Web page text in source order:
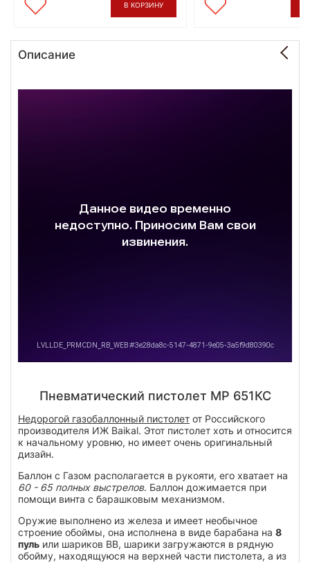
В КОРЗИНУ
Описание
Пневматический пистолет МР 651КС
Недорогой газобаллонный пистолет от Российского
производителя ИЖ Baikal. Этот пистолет хоть и относится
к начальному уровню, но имеет очень оригинальный
дизайн.
Баллон с Газом располагается в рукояти, его хватает на
60 - 65 полных выстрелов. Баллон дожимается при
помощи винта с барашковым механизмом.
Оружие выполнено из железа и имеет необычное
строение обоймы, она исполнена в виде барабана на 8
пуль или шариков ВВ, шарики загружаются в рядную
обойму, находящуюся на верхней части пистолета, а из